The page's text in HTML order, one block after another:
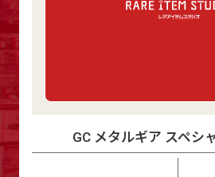
GC メタルギア スペシ